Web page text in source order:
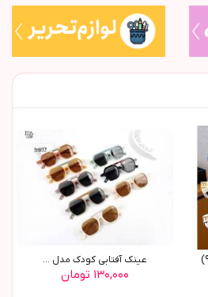
عينک آفتابي کودک مدل ...
۱۳۰,۰۰۰ تومان